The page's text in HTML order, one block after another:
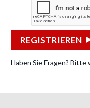
REGISTRIEREN
Haben Sie Fragen?